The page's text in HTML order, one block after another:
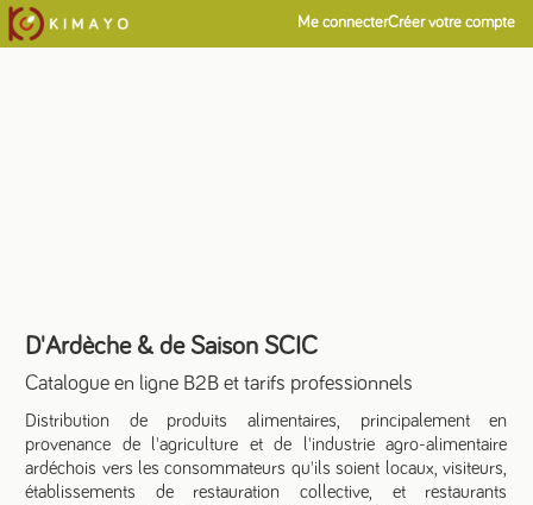
Me connecterCréer votre compte
D'Ardèche & de Saison SCIC
Catalogue en ligne B2B et tarifs professionnels
Distribution de produits alimentaires, principalement en
provenance de l'agriculture et de l'industrie agro-alimentaire
ardéchois vers les consommateurs qu'ils soient locaux, visiteurs,
établissements de restauration collective, et restaurants